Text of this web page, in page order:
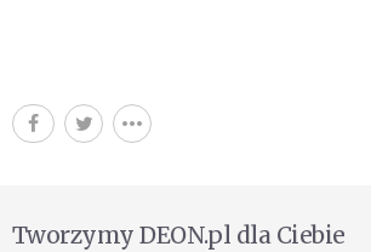
Tworzymy DEON.pl dla Ciebie